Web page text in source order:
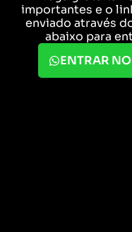
importantes e o
enviado através
abaixo para
ENTRAR